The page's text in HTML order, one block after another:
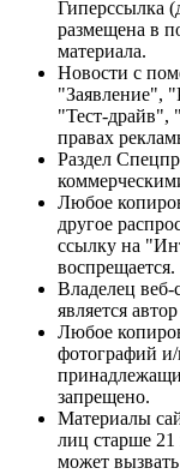
Гиперссылка
размещена в
материала.
Новости с
"Заявление",
"Тест-
правах
Раздел
Любое
другое
ссылку на
воспрещается.
Владелец
является
Любое
фотографий и/
запрещено.
Материалы
лиц старше 21
может